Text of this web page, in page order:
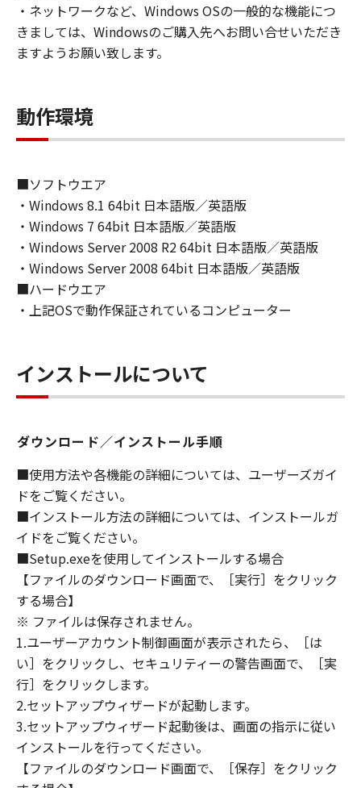
４．所有権
「本ソフトウェア」に係る権原および所有権
は、その内容によりキヤノンまたはキヤノンの
５．輸出
お客様は、日本国政府または関連する外国政府
トウェア」の全部または一部を、直接または間
接に輸出してはなりません。
６．サポートおよびアップデート
キヤノン、キヤノンの子会社、関係会社、それ
らの販売代理店および販売店、並びにキヤノン
のライセンサーは、お客様による「本ソフトウ
ェア」の使用を支援すること、および「本ソフ
る責任も負うものではありません。
状態で使用許諾されます。キヤノン、キヤノン
のライセンサー、キヤノンの子会社、キヤノン
の関連会社、それらの販売代理店または販売店
のいずれも、「本ソフトウェア」に関して、商
品性および特定の目的への適合性の保証を含
め、いかなる保証も、明示たると黙示たるとを
問わず一切しないものとします。
(2) キヤノン、キヤノンのライセンサー、キヤノ
ンの子会社、キヤノンの関連会社、それらの販
売代理店または販売店のいずれも、「本ソフト
ウェア」の使用または使用不能から生ずるいか
なる損害（逸失利益およびその他の派生的また
は付随的な損害を含むがこれらに限定されない
全ての損害を言います。）について、適用法で
認められる限り、一切の責任を負わないものと
します。たとえ、キヤノン、キヤノンのライセ
ンサー、キヤノンの子会社、キヤノンの関連会
社、それらの販売代理店または販売店がかかる
・ネットワークなど、Windows OSの一般的な機能につ
きましては、Windowsのご購入先へお問い合せいただき
ますようお願い致します。
動作環境
■ソフトウエア
・Windows 8.1 64bit 日本語版／英語版
・Windows 7 64bit 日本語版／英語版
・Windows Server 2008 R2 64bit 日本語版／英語版
・Windows Server 2008 64bit 日本語版／英語版
■ハードウエア
・上記OSで動作保証されているコンピューター
インストールについて
ダウンロード／インストール手順
■使用方法や各機能の詳細については、ユーザーズガイ
ドをご覧ください。
■インストール方法の詳細については、インストールガ
イドをご覧ください。
■Setup.exeを使用してインストールする場合
【ファイルのダウンロード画面で、［実行］をクリック
する場合】
※ ファイルは保存されません。
1.ユーザーアカウント制御画面が表示されたら、［は
い］をクリックし、セキュリティーの警告画面で、［実
行］をクリックします。
2.セットアップウィザードが起動します。
3.セットアップウィザード起動後は、画面の指示に従い
インストールを行ってください。
【ファイルのダウンロード画面で、［保存］をクリック